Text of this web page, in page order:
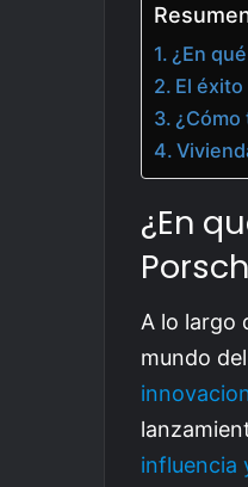
¿En
El
¿Cómo
¿En
A lo largo
mundo
influencia